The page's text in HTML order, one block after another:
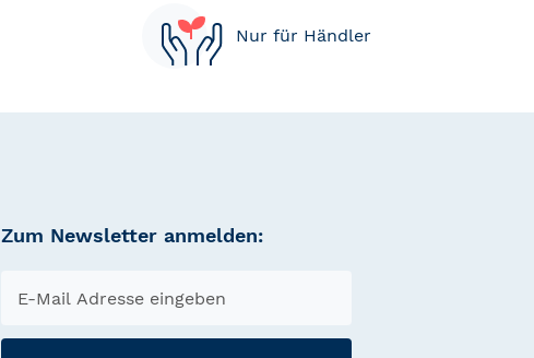
Nur für Händler
Zum Newsletter anmelden: